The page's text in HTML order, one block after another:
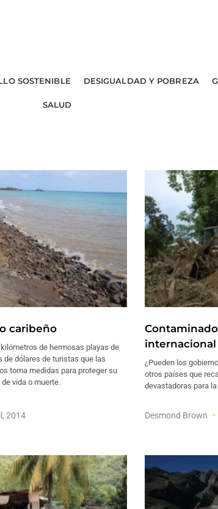
SOSTENIBLE DESIGUALDAD Y POBREZA
SALUD
caribeño
de hermosas playas de
de dólares de turistas que las
toma medidas para proteger su
vida o muerte.
2014
internacional
¿Pueden los
otros países que
devastadoras para la
Desmond Brown